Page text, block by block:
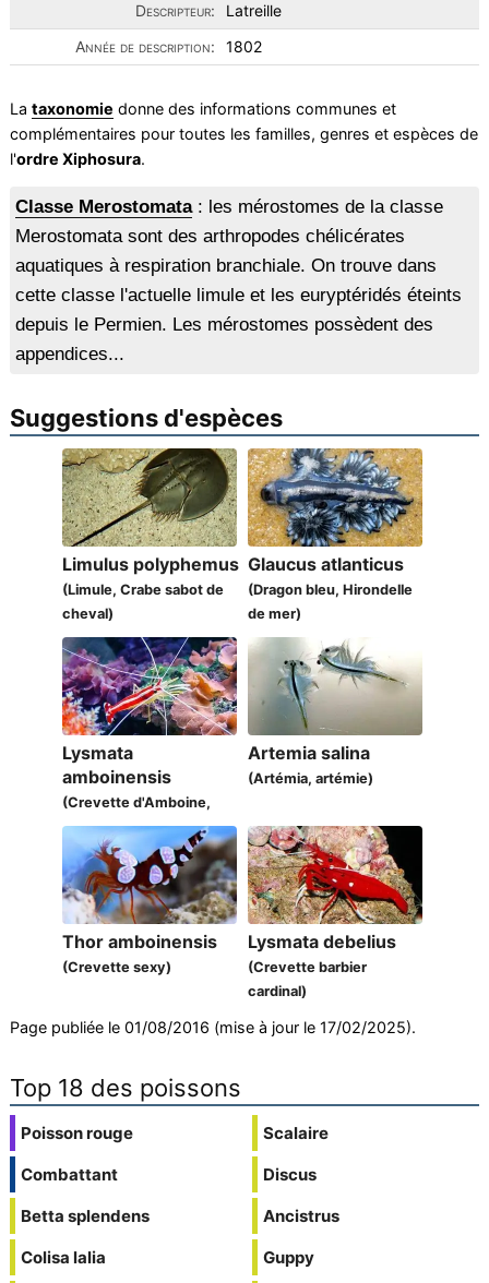
Descripteur:
Latreille
Année de description:
1802
La taxonomie donne des informations communes et
complémentaires pour toutes les familles, genres et espèces de
l'ordre Xiphosura.
Classe Merostomata: les mérostomes de la classe
Merostomata sont des arthropodes chélicérates
aquatiques à respiration branchiale. On trouve dans
cette classe l'actuelle limule et les euryptéridés éteints
depuis le Permien. Les mérostomes possèdent des
appendices...
Suggestions d'espèces
Limulus polyphemus
(Limule, Crabe sabot de
cheval)
Glaucus atlanticus
(Dragon bleu, Hirondelle
de mer)
Lysmata
amboinensis
(Crevette d'Amboine,
crevette barbier)
Artemia salina
(Artémia, artémie)
Thor amboinensis
(Crevette sexy)
Lysmata debelius
(Crevette barbier
cardinal)
Page publiée le 01/08/2016 (mise à jour le 17/02/2025).
Top 18 des poissons
Poisson rouge
Combattant
Betta splendens
Colisa lalia
Scalaire
Discus
Ancistrus
Guppy